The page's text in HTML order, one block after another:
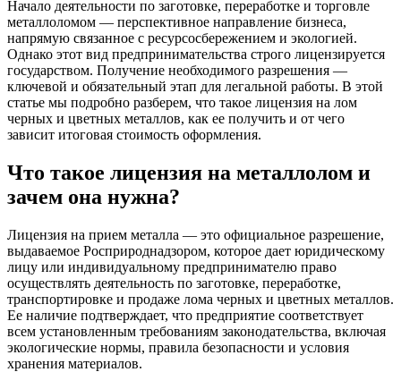
Начало деятельности по заготовке, переработке и торговле
металлоломом — перспективное направление бизнеса,
напрямую связанное с ресурсосбережением и экологией.
Однако этот вид предпринимательства строго лицензируется
государством. Получение необходимого разрешения —
ключевой и обязательный этап для легальной работы. В этой
статье мы подробно разберем, что такое лицензия на лом
черных и цветных металлов, как ее получить и от чего
зависит итоговая стоимость оформления.
Что такое лицензия на металлолом и
зачем она нужна?
Лицензия на прием металла — это официальное разрешение,
выдаваемое Росприроднадзором, которое дает юридическому
лицу или индивидуальному предпринимателю право
осуществлять деятельность по заготовке, переработке,
транспортировке и продаже лома черных и цветных металлов.
Ее наличие подтверждает, что предприятие соответствует
всем установленным требованиям законодательства, включая
экологические нормы, правила безопасности и условия
хранения материалов.